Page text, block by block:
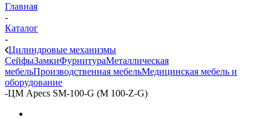
Главная
-
Каталог
-
Цилиндровые механизмы
СейфыЗамкиФурнитураМеталлическая
мебельПроизводственная мебельМедицинская мебель и
оборудование
-ЦМ Apecs SM-100-G (M 100-Z-G)